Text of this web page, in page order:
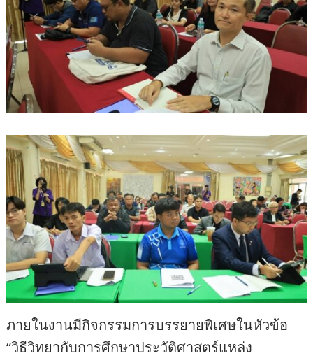
ภายในงานมีกิจกรรมการบรรยายพิเศษในหัวข้อ
“วิธีวิทยากับการศึกษาประวัติศาสตร์แหล่ง